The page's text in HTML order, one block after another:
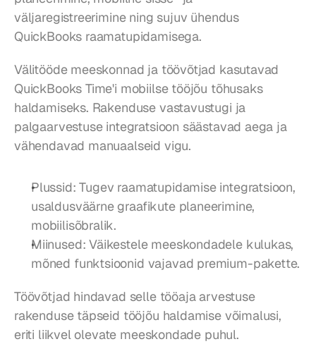
väljaregistreerimine ning sujuv ühendus
QuickBooks raamatupidamisega.
Välitööde meeskonnad ja töövõtjad kasutavad
QuickBooks Time'i mobiilse tööjõu tõhusaks
haldamiseks. Rakenduse vastavustugi ja
palgaarvestuse integratsioon säästavad aega ja
vähendavad manuaalseid vigu.
Plussid: Tugev raamatupidamise integratsioon,
usaldusväärne graafikute planeerimine,
mobiilisõbralik.
Miinused: Väikestele meeskondadele kulukas,
mõned funktsioonid vajavad premium-pakette.
Töövõtjad hindavad selle tööaja arvestuse
rakenduse täpseid tööjõu haldamise võimalusi,
eriti liikvel olevate meeskondade puhul.